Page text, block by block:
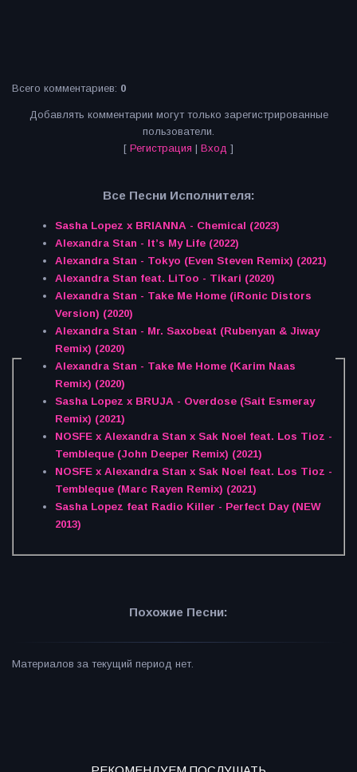
Всего комментариев: 0
Добавлять комментарии могут только зарегистрированные
пользователи.
[ Регистрация | Вход ]
Все Песни Исполнителя:
Sasha Lopez x BRIANNA - Chemical (2023)
Alexandra Stan - It’s My Life (2022)
Alexandra Stan - Tokyo (Even Steven Remix) (2021)
Alexandra Stan feat. LiToo - Tikari (2020)
Alexandra Stan - Take Me Home (iRonic Distors
Version) (2020)
Alexandra Stan - Mr. Saxobeat (Rubenyan & Jiway
Remix) (2020)
Alexandra Stan - Take Me Home (Karim Naas
Remix) (2020)
Sasha Lopez x BRUJA - Overdose (Sait Esmeray
Remix) (2021)
NOSFE x Alexandra Stan x Sak Noel feat. Los Tioz -
Tembleque (John Deeper Remix) (2021)
NOSFE x Alexandra Stan x Sak Noel feat. Los Tioz -
Tembleque (Marc Rayen Remix) (2021)
Sasha Lopez feat Radio Killer - Perfect Day (NEW
2013)
Похожие Песни:
Материалов за текущий период нет.